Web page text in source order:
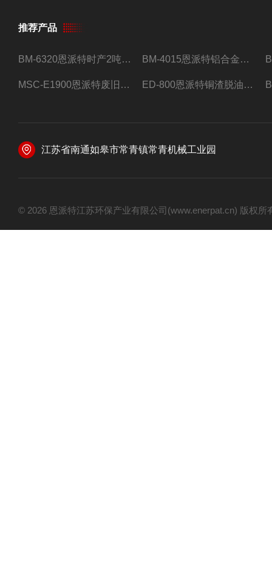
推荐产品
BM-6320恩派特时产2吨合金钢屑压饼机 BM-4015恩派特铝合金屑压饼机 脱油效果好
MSC-E1900恩派特废旧锂电池极片破碎处理设备 ED-800恩派特铜渣脱油机废铜屑铝屑甩油机
江苏省南通如皋市常青镇常青机械工业园
© 2026 恩派特江苏环保产业有限公司(www.enerpat.cn) 版权